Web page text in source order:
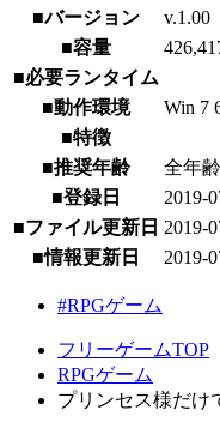
■バージョン
v.1.00
■容量
■必要ランタイム
■動作環境
Win 7
■特徴
■推奨年齢
全年齢
■登録日
2019-
■ファイル更新日 2019-
■情報更新日
2019-
#RPGゲーム
フリーゲームTOP
RPGゲーム
プリンセス様だけ